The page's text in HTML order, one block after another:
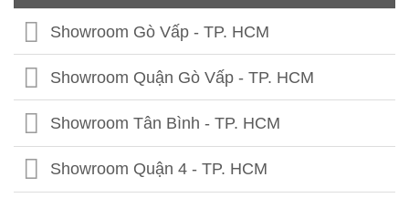
Showroom Phú Thọ
Showroom Tuyên Quang
Showroom Hà Giang
Showroom Cao Bằng
Showroom Quảng Bình
Showroom Quảng Trị
Showroom Thừa Thiên Huế
Showroom Quảng Nam
Showroom Gò Vấp - TP. HCM
Showroom Quận Gò Vấp - TP. HCM
Showroom Tân Bình - TP. HCM
Showroom Quận 4 - TP. HCM